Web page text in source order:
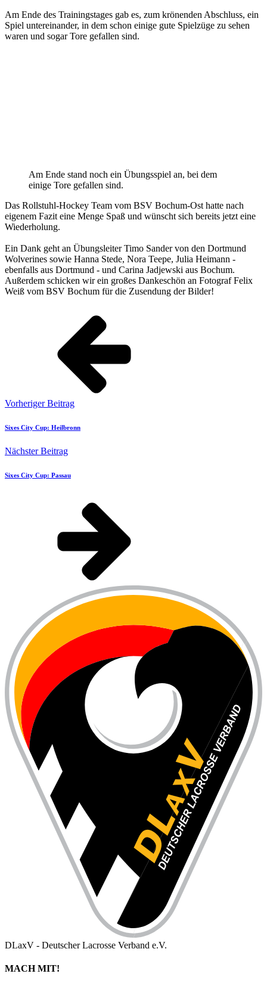
Am Ende des Trainingstages gab es, zum krönenden Abschluss, ein
Spiel untereinander, in dem schon einige gute Spielzüge zu sehen
waren und sogar Tore gefallen sind.
Am Ende stand noch ein Übungsspiel an, bei dem
einige Tore gefallen sind.
Das Rollstuhl-Hockey Team vom BSV Bochum-Ost hatte nach
eigenem Fazit eine Menge Spaß und wünscht sich bereits jetzt eine
Wiederholung.
Ein Dank geht an Übungsleiter Timo Sander von den Dortmund
Wolverines sowie Hanna Stede, Nora Teepe, Julia Heimann -
ebenfalls aus Dortmund - und Carina Jadjewski aus Bochum.
Außerdem schicken wir ein großes Dankeschön an Fotograf Felix
Weiß vom BSV Bochum für die Zusendung der Bilder!
Vorheriger Beitrag
Sixes City Cup: Heilbronn
Nächster Beitrag
Sixes City Cup: Passau
DLaxV - Deutscher Lacrosse Verband e.V.
MACH MIT!